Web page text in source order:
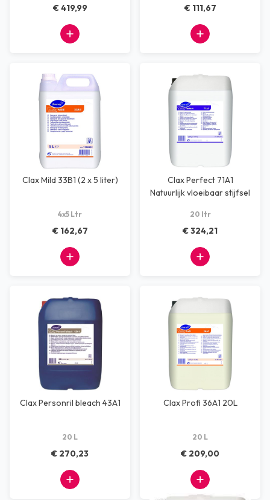
€ 419,99 € 111,67
Clax Mild 33B1 (2 x 5 liter)
4x5 Ltr
€ 162,67
Clax Perfect 71A1
Natuurlijk vloeibaar stijfsel
20 ltr
€ 324,21
Clax Personril bleach 43A1
20 L
€ 270,23
Clax Profi 36A1 20L
20 L
€ 209,00